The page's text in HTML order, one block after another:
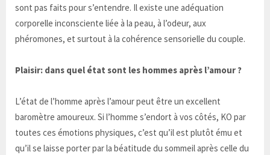
sont pas faits pour s’entendre. Il existe une adéquation
corporelle inconsciente liée à la peau, à l’odeur, aux
phéromones, et surtout à la cohérence sensorielle du couple.
Plaisir: dans quel état sont les hommes après l’amour ?
L’état de l’homme après l’amour peut être un excellent
baromètre amoureux. Si l’homme s’endort à vos côtés, KO par
toutes ces émotions physiques, c’est qu’il est plutôt ému et
qu’il se laisse porter par la béatitude du sommeil après celle du